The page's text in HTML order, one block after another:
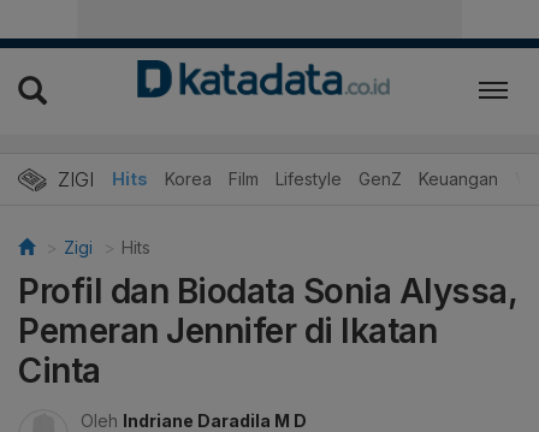
ZIGI Hits Korea Film Lifestyle GenZ Keuangan
Zigi Hits
Profil dan Biodata Sonia Alyssa,
Pemeran Jennifer di Ikatan
Cinta
Oleh Indriane Daradila M D